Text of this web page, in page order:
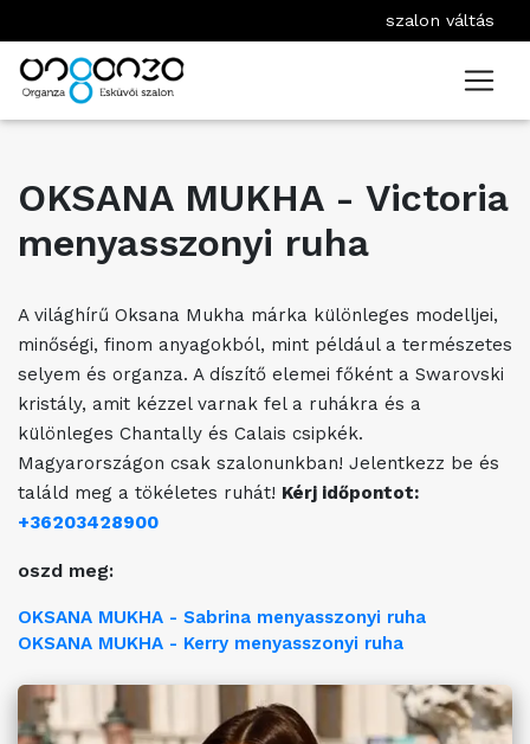
szalon váltás
OKSANA MUKHA - Victoria
menyasszonyi ruha
A világhírű Oksana Mukha márka különleges modelljei,
minőségi, finom anyagokból, mint például a természetes
selyem és organza. A díszítő elemei főként a Swarovski
kristály, amit kézzel varnak fel a ruhákra és a
különleges Chantally és Calais csipkék.
Magyarországon csak szalonunkban! Jelentkezz be és
találd meg a tökéletes ruhát! Kérj időpontot:
+36203428900
oszd meg:
OKSANA MUKHA - Sabrina menyasszonyi ruha
OKSANA MUKHA - Kerry menyasszonyi ruha